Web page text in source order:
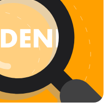
CONTENT IN ENGLISH
Scientific articles
Publication and media
plan
The editorial board
About us